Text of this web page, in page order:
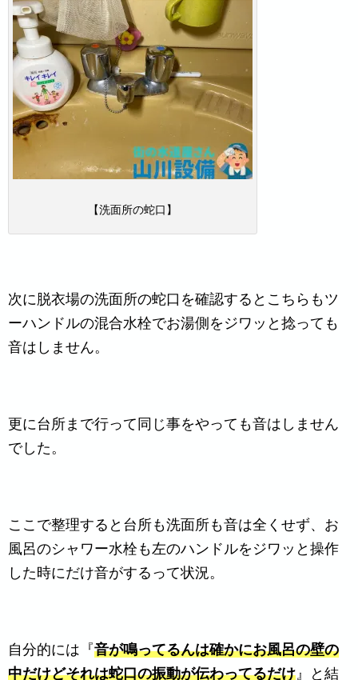
【洗面所の蛇口】
次に脱衣場の洗面所の蛇口を確認するとこちらもツ
ーハンドルの混合水栓でお湯側をジワッと捻っても
音はしません。
更に台所まで行って同じ事をやっても音はしません
でした。
ここで整理すると台所も洗面所も音は全くせず、お
風呂のシャワー水栓も左のハンドルをジワッと操作
した時にだけ音がするって状況。
自分的には『音が鳴ってるんは確かにお風呂の壁の
中だけどそれは蛇口の振動が伝わってるだけ 』と結